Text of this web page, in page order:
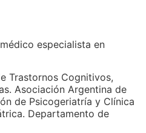
especialista en
Trastornos Cognitivos,
Asociación Argentina de
de Psicogeriatría y Clínica
Departamento de